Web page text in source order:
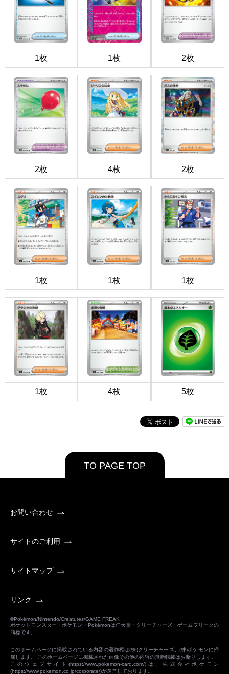
1枚 1枚 2枚
2枚 4枚 2枚
1枚 1枚 1枚
1枚 4枚 5枚
TO PAGE TOP
お問い合わせ
サイトのご利用
サイトマップ
リンク
©Pokémon/Nintendo/Creatures/GAME FREAK
ポケットモンスター・ポケモン・Pokémonは任天堂・クリーチャーズ・ゲームフリークの
商標です。
このホームページに掲載されている内容の著作権は(株)クリーチャーズ、(株)ポケモンに帰
属します。 このホームページに掲載された画像その他の内容の無断転載はお断りします。
このウェブサイト(https://www.pokemon-card.com/)は、株式会社ポケモン
(https://www.pokemon.co.jp/corporate/)が運営しております。